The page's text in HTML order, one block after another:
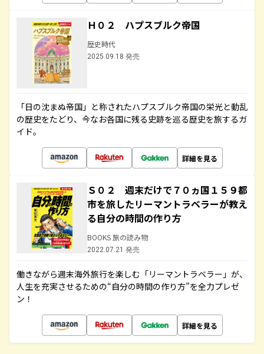
Ｈ０２ ハプスブルク帝国
歴史時代
2025.09.18 発売
「日の沈まぬ帝国」と称されたハプスブルク帝国の栄光と動乱
の歴史をたどり、今なお各国に残る史跡を巡る歴史を旅するガ
イド。
詳細を見る
Ｓ０２ 週末だけで７０ヵ国１５９都
市を旅したリーマントラベラーが教え
る自分の時間の作り方
BOOKS 旅の読み物
2022.07.21 発売
働きながら週末海外旅行を楽しむ「リーマントラベラー」が、
人生を充実させるための“自分の時間の作り方”を全力プレゼ
ン！
詳細を見る